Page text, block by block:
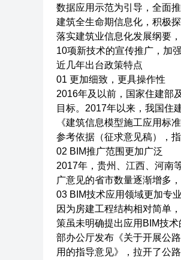
数据应用示范为引导，全面
建筑全生命期信息化，积极
落实建筑业信息化发展纲要
10项新技术的宣传推广，加
近几年出台政策特点
01 更加细致，更具操作性
2016年及以前，国家住建部
目标。2017年以来，我国住
《建筑信息模型施工应用标
参考依据（征求意见稿），
02 BIM推广范围更加广泛
2017年，贵州、江西、河南
广意见的省市数量逐渐增多
03 BIM技术应用领域更加专
因为房建工程结构相对简单
策虽未明确提出应用BIM技
部办公厅发布《关于开展公
用的指导意见》，拉开了公